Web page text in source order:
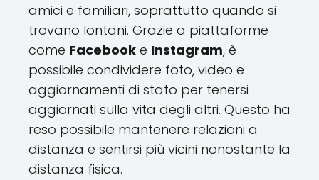
amici e familiari, soprattutto quando si
trovano lontani. Grazie a piattaforme
come Facebook e Instagram, è
possibile condividere foto, video e
aggiornamenti di stato per tenersi
aggiornati sulla vita degli altri. Questo ha
reso possibile mantenere relazioni a
distanza e sentirsi più vicini nonostante la
distanza fisica.